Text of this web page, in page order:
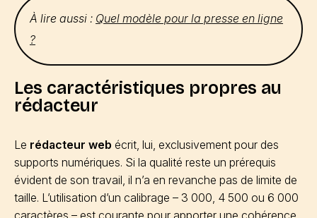
À lire aussi : Quel modèle pour la presse en ligne
?
Les caractéristiques propres au
rédacteur
Le rédacteur web écrit, lui, exclusivement pour des
supports numériques. Si la qualité reste un prérequis
évident de son travail, il n’a en revanche pas de limite de
taille. L’utilisation d’un calibrage – 3 000, 4 500 ou 6 000
caractères – est courante pour apporter une cohérence